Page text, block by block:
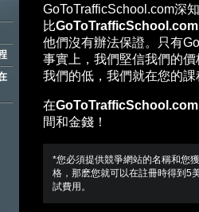
GoToTrafficSchool.com深
比GoToTrafficSchool.com
他們沒有辦法保證。只有
事實上，我們堅信我們的
我們的低，我們就在您的
在GoToTrafficSchool.com
間和金錢！
*您必須提供競爭網站的名稱和您
格，那麽您就可以在註冊時得到5
試費用。